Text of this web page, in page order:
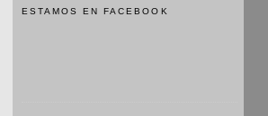
ESTAMOS EN FACEBOOK